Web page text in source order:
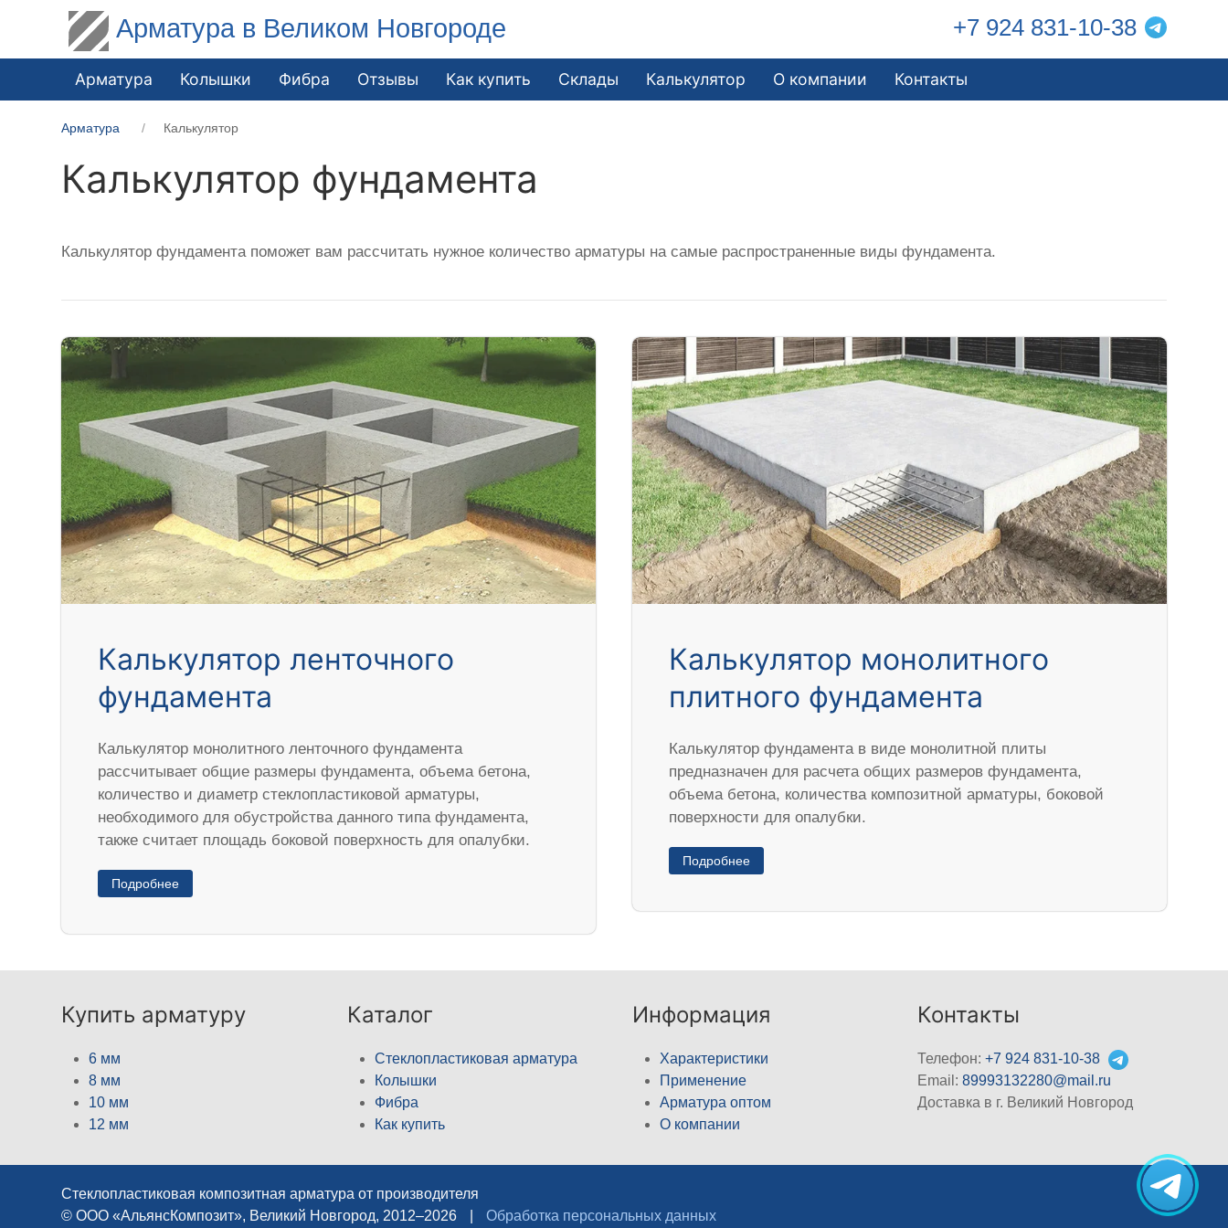
Арматура в Великом Новгороде +7 924 831-10-38
Арматура Колышки Фибра Отзывы Как купить Склады Калькулятор О компании Контакты
Арматура Калькулятор
Калькулятор фундамента
Калькулятор фундамента поможет вам рассчитать нужное количество арматуры на самые распространенные виды фундамента.
Калькулятор ленточного
фундамента
Калькулятор монолитного ленточного фундамента
рассчитывает общие размеры фундамента, объема бетона,
количество и диаметр стеклопластиковой арматуры,
необходимого для обустройства данного типа фундамента,
также считает площадь боковой поверхность для опалубки.
Подробнее
Калькулятор монолитного
плитного фундамента
Калькулятор фундамента в виде монолитной плиты
предназначен для расчета общих размеров фундамента,
объема бетона, количества композитной арматуры, боковой
поверхности для опалубки.
Подробнее
Купить арматуру
6 мм
8 мм
10 мм
12 мм
Каталог
Стеклопластиковая арматура
Колышки
Фибра
Как купить
Информация
Характеристики
Применение
Арматура оптом
О компании
Контакты
Телефон:+7 924 831-10-38
Email:89993132280@mail.ru
Доставка в г. Великий Новгород
Стеклопластиковая композитная арматура от производителя
© ООО «АльянсКомпозит», Великий Новгород, 2012–2026
Обработка персональных данных